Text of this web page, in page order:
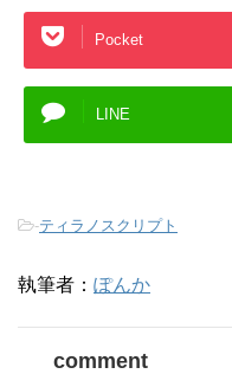
Pocket
LINE
-ティラノスクリプト
執筆者： ぽんか
comment